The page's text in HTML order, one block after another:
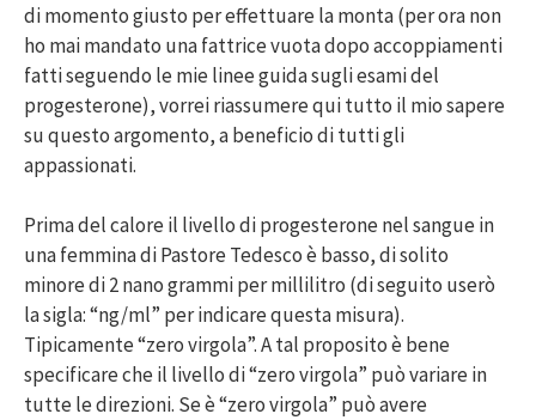
di momento giusto per effettuare la monta (per ora non
ho mai mandato una fattrice vuota dopo accoppiamenti
fatti seguendo le mie linee guida sugli esami del
progesterone), vorrei riassumere qui tutto il mio sapere
su questo argomento, a beneficio di tutti gli
appassionati.
Prima del calore il livello di progesterone nel sangue in
una femmina di Pastore Tedesco è basso, di solito
minore di 2 nano grammi per millilitro (di seguito userò
la sigla: “ng/ml” per indicare questa misura).
Tipicamente “zero virgola”. A tal proposito è bene
specificare che il livello di “zero virgola” può variare in
tutte le direzioni. Se è “zero virgola” può avere